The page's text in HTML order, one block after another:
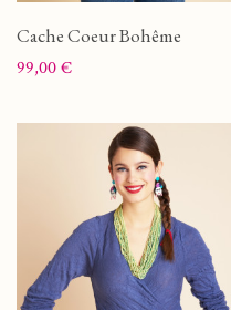
Cache Coeur Bohême
Prix
99,00 €